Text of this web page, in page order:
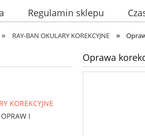
Regulamin sklepu
» RAY-BAN OKULARY KOREKCYJNE »
KOREKCYJNE
I
Oprawa